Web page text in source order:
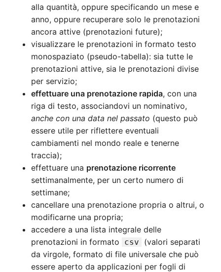
alla quantità, oppure specificando un mese e
anno, oppure recuperare solo le prenotazioni
ancora attive (prenotazioni future);
visualizzare le prenotazioni in formato testo
monospaziato (pseudo-tabella): sia tutte le
prenotazioni attive, sia le prenotazioni divise
per servizio;
effettuare una prenotazione rapida, con una
riga di testo, associandovi un nominativo,
anche con una data nel passato (questo può
essere utile per riflettere eventuali
cambiamenti nel mondo reale e tenerne
traccia);
effettuare una prenotazione ricorrente
settimanalmente, per un certo numero di
settimane;
cancellare una prenotazione propria o altrui, o
modificarne una propria;
accedere a una lista integrale delle
prenotazioni in formato
csv
(valori separati
da virgole, formato di file universale che può
essere aperto da applicazioni per fogli di